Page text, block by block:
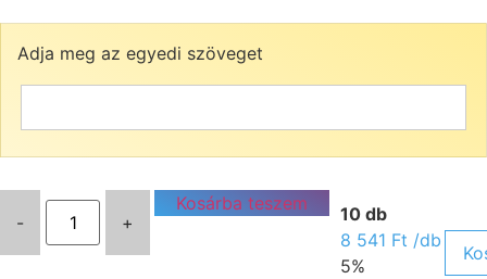
Adja meg az egyedi szöveget
- +
Kosárba teszem
10 db
8 541 Ft /db
5%